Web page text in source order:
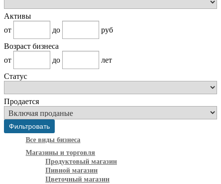
Активы
от
до
руб
Возраст бизнеса
от
до
лет
Статус
Продается
Все виды бизнеса
Магазины и торговля
Продуктовый магазин
Пивной магазин
Цветочный магазин